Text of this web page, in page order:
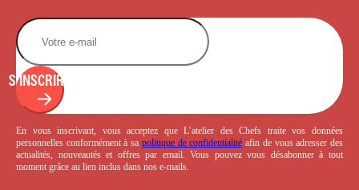
S'INSCRIRE
En vous inscrivant, vous acceptez que L’atelier des Chefs traite vos données
personnelles conformément à sa politique de confidentialité afin de vous adresser des
actualités, nouveautés et offres par email. Vous pouvez vous désabonner à tout
moment grâce au lien inclus dans nos e-mails.